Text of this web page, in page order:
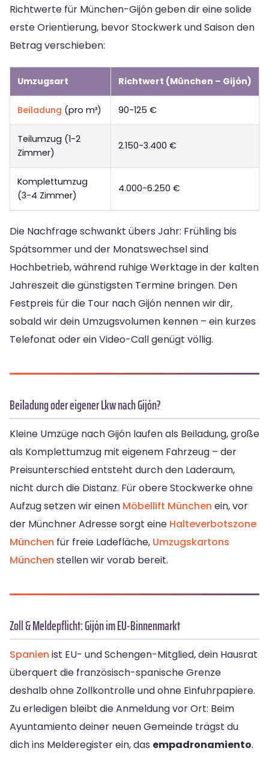
Richtwerte für München-Gijón geben dir eine solide
erste Orientierung, bevor Stockwerk und Saison den
Betrag verschieben:
Umzugsart Richtwert (München – Gijón)
Beiladung (pro m³) 90-125 €
Teilumzug (1-2
Zimmer)
2.150-3.400 €
Komplettumzug
(3-4 Zimmer)
4.000-6.250 €
Die Nachfrage schwankt übers Jahr: Frühling bis
Spätsommer und der Monatswechsel sind
Hochbetrieb, während ruhige Werktage in der kalten
Jahreszeit die günstigsten Termine bringen. Den
Festpreis für die Tour nach Gijón nennen wir dir,
sobald wir dein Umzugsvolumen kennen – ein kurzes
Telefonat oder ein Video-Call genügt völlig.
Beiladung oder eigener Lkw nach Gijón?
Kleine Umzüge nach Gijón laufen als Beiladung, große
als Komplettumzug mit eigenem Fahrzeug – der
Preisunterschied entsteht durch den Laderaum,
nicht durch die Distanz. Für obere Stockwerke ohne
Aufzug setzen wir einen Möbellift München ein, vor
der Münchner Adresse sorgt eine Halteverbotszone
München für freie Ladefläche, Umzugskartons
München stellen wir vorab bereit.
Zoll & Meldepflicht: Gijón im EU-Binnenmarkt
Spanien ist EU- und Schengen-Mitglied, dein Hausrat
überquert die französisch-spanische Grenze
deshalb ohne Zollkontrolle und ohne Einfuhrpapiere.
Zu erledigen bleibt die Anmeldung vor Ort: Beim
Ayuntamiento deiner neuen Gemeinde trägst du
dich ins Melderegister ein, das empadronamiento.